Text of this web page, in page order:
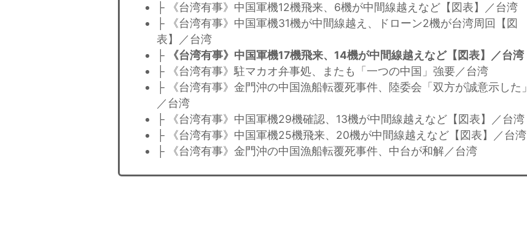
├ 《台湾有事》中国軍機12機飛来、6機が中間線越えなど【図表】／台湾
├ 《台湾有事》中国軍機31機が中間線越え、ドローン2機が台湾周回【図
表】／台湾
├
《台湾有事》中国軍機17機飛来、14機が中間線越えなど【図表】／台湾
├ 《台湾有事》駐マカオ弁事処、またも「一つの中国」強要／台湾
├ 《台湾有事》金門沖の中国漁船転覆死事件、陸委会「双方が誠意示した」
／台湾
├ 《台湾有事》中国軍機29機確認、13機が中間線越えなど【図表】／台湾
├ 《台湾有事》中国軍機25機飛来、20機が中間線越えなど【図表】／台湾
├ 《台湾有事》金門沖の中国漁船転覆死事件、中台が和解／台湾